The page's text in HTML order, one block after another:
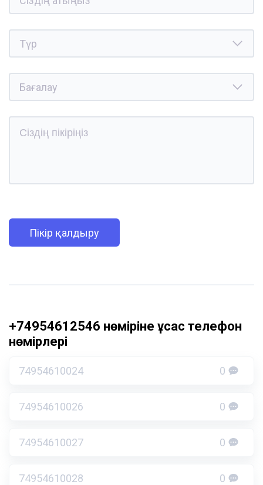
Пікір қалдыру
+74954612546 нөміріне ұқсас телефон
нөмірлері
74954610024 0
74954610026 0
74954610027 0
74954610028 0